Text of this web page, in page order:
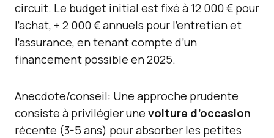
circuit. Le budget initial est fixé à 12 000 € pour
l’achat, + 2 000 € annuels pour l’entretien et
l’assurance, en tenant compte d’un
financement possible en 2025.
Anecdote/conseil: Une approche prudente
consiste à privilégier une voiture d’occasion
récente (3-5 ans) pour absorber les petites